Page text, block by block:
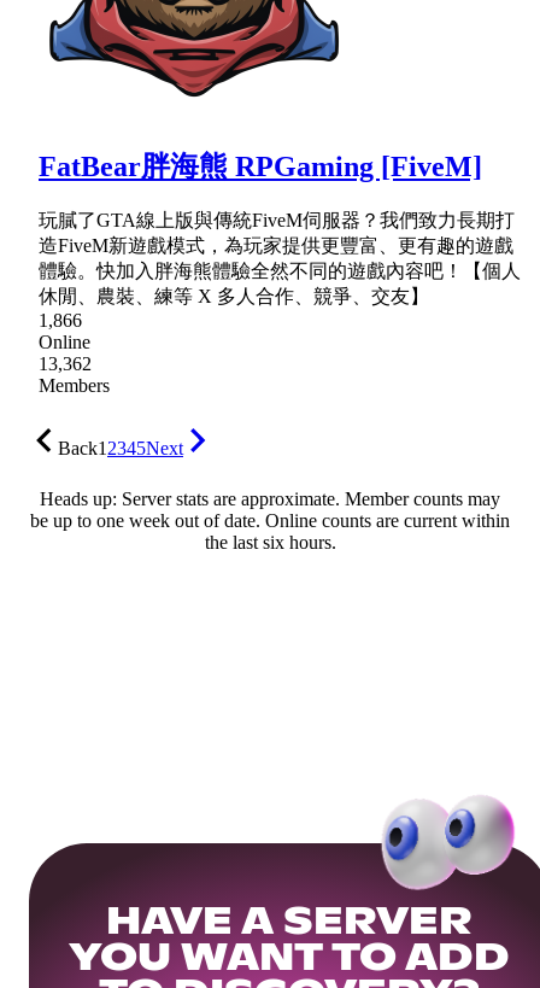
FatBear胖海熊 RPGaming [FiveM]
玩膩了GTA線上版與傳統FiveM伺服器？我們致力長期打
造FiveM新遊戲模式，為玩家提供更豐富、更有趣的遊戲
體驗。快加入胖海熊體驗全然不同的遊戲內容吧！【個人
休閒、農裝、練等 X 多人合作、競爭、交友】
1,866
Online
13,362
Members
Back12345Next
Heads up: Server stats are approximate. Member counts may
be up to one week out of date. Online counts are current within
the last six hours.
HAVE A SERVER
YOU WANT TO ADD